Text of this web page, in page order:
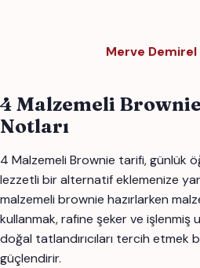
Merve Demirel
4 Malzemeli
Notları
4 Malzemeli Brownie tarifi, günlük
lezzetli bir alternatif eklemenize
malzemeli brownie hazırlarken
kullanmak, rafine şeker ve işlenmiş
doğal tatlandırıcıları tercih etmek
güçlendirir.